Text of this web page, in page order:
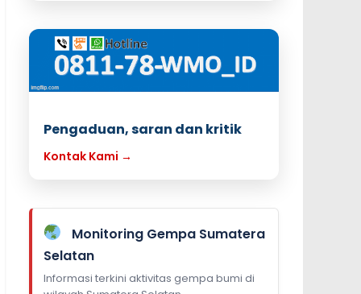
Pengaduan, saran dan kritik
Kontak Kami →
Monitoring Gempa Sumatera
Selatan
Informasi terkini aktivitas gempa bumi di